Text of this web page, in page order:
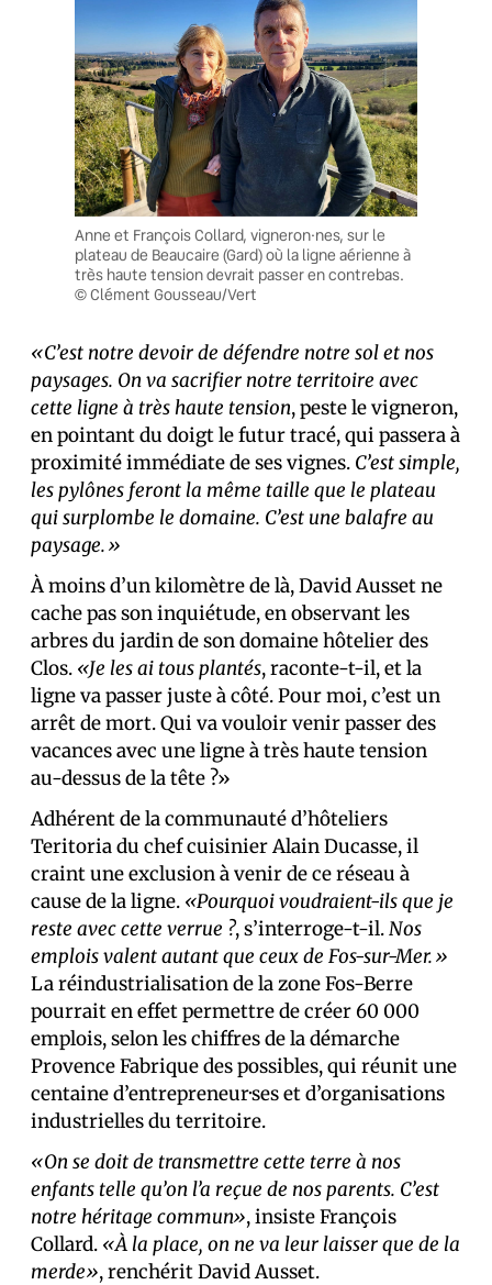
Anne et François Collard, vigneron·nes, sur le
plateau de Beaucaire (Gard) où la ligne aérienne à
très haute tension devrait passer en contrebas.
© Clément Gousseau/Vert
«C’est notre devoir de défendre notre sol et nos
paysages. On va sacrifier notre territoire avec
cette ligne à très haute tension, peste le vigneron,
en pointant du doigt le futur tracé, qui passera à
proximité immédiate de ses vignes. C’est simple,
les pylônes feront la même taille que le plateau
qui surplombe le domaine. C’est une balafre au
paysage.»
À moins d’un kilomètre de là, David Ausset ne
cache pas son inquiétude, en observant les
arbres du jardin de son domaine hôtelier des
Clos. «Je les ai tous plantés, raconte-t-il, et la
ligne va passer juste à côté. Pour moi, c’est un
arrêt de mort. Qui va vouloir venir passer des
vacances avec une ligne à très haute tension
au-dessus de la tête ?»
Adhérent de la communauté d’hôteliers
Teritoria du chef cuisinier Alain Ducasse, il
craint une exclusion à venir de ce réseau à
cause de la ligne. «Pourquoi voudraient-ils que je
reste avec cette verrue ?, s’interroge-t-il.Nos
emplois valent autant que ceux de Fos-sur-Mer.»
La réindustrialisation de la zone Fos-Berre
pourrait en effet permettre de créer 60 000
emplois, selon les chiffres de la démarche
Provence Fabrique des possibles, qui réunit une
centaine d’entrepreneur·ses et d’organisations
industrielles du territoire.
«On se doit de transmettre cette terre à nos
enfants telle qu’on l’a reçue de nos parents. C’est
notre héritage commun», insiste François
Collard. «À la place, on ne va leur laisser que de la
merde», renchérit David Ausset.